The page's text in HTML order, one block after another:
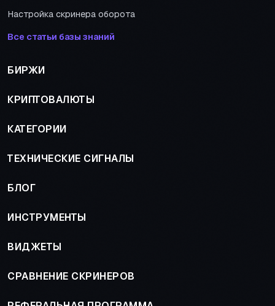
Настройка скринера оборота
Все статьи базы знаний
БИРЖИ
КРИПТОВАЛЮТЫ
КАТЕГОРИИ
ТЕХНИЧЕСКИЕ СИГНАЛЫ
БЛОГ
ИНСТРУМЕНТЫ
ВИДЖЕТЫ
СРАВНЕНИЕ СКРИНЕРОВ